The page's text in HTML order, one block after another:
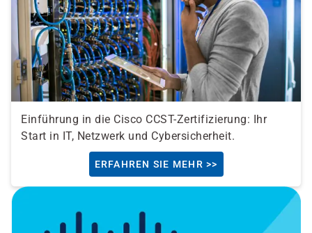
Einführung in die Cisco CCST-Zertifizierung: Ihr
Start in IT, Netzwerk und Cybersicherheit.
ERFAHREN SIE MEHR >>